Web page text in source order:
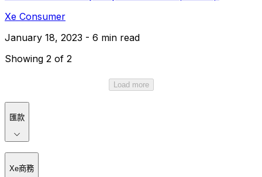
Xe Consumer
January 18, 2023 - 6 min read
Showing 2 of 2
Load more
匯款
Xe商務